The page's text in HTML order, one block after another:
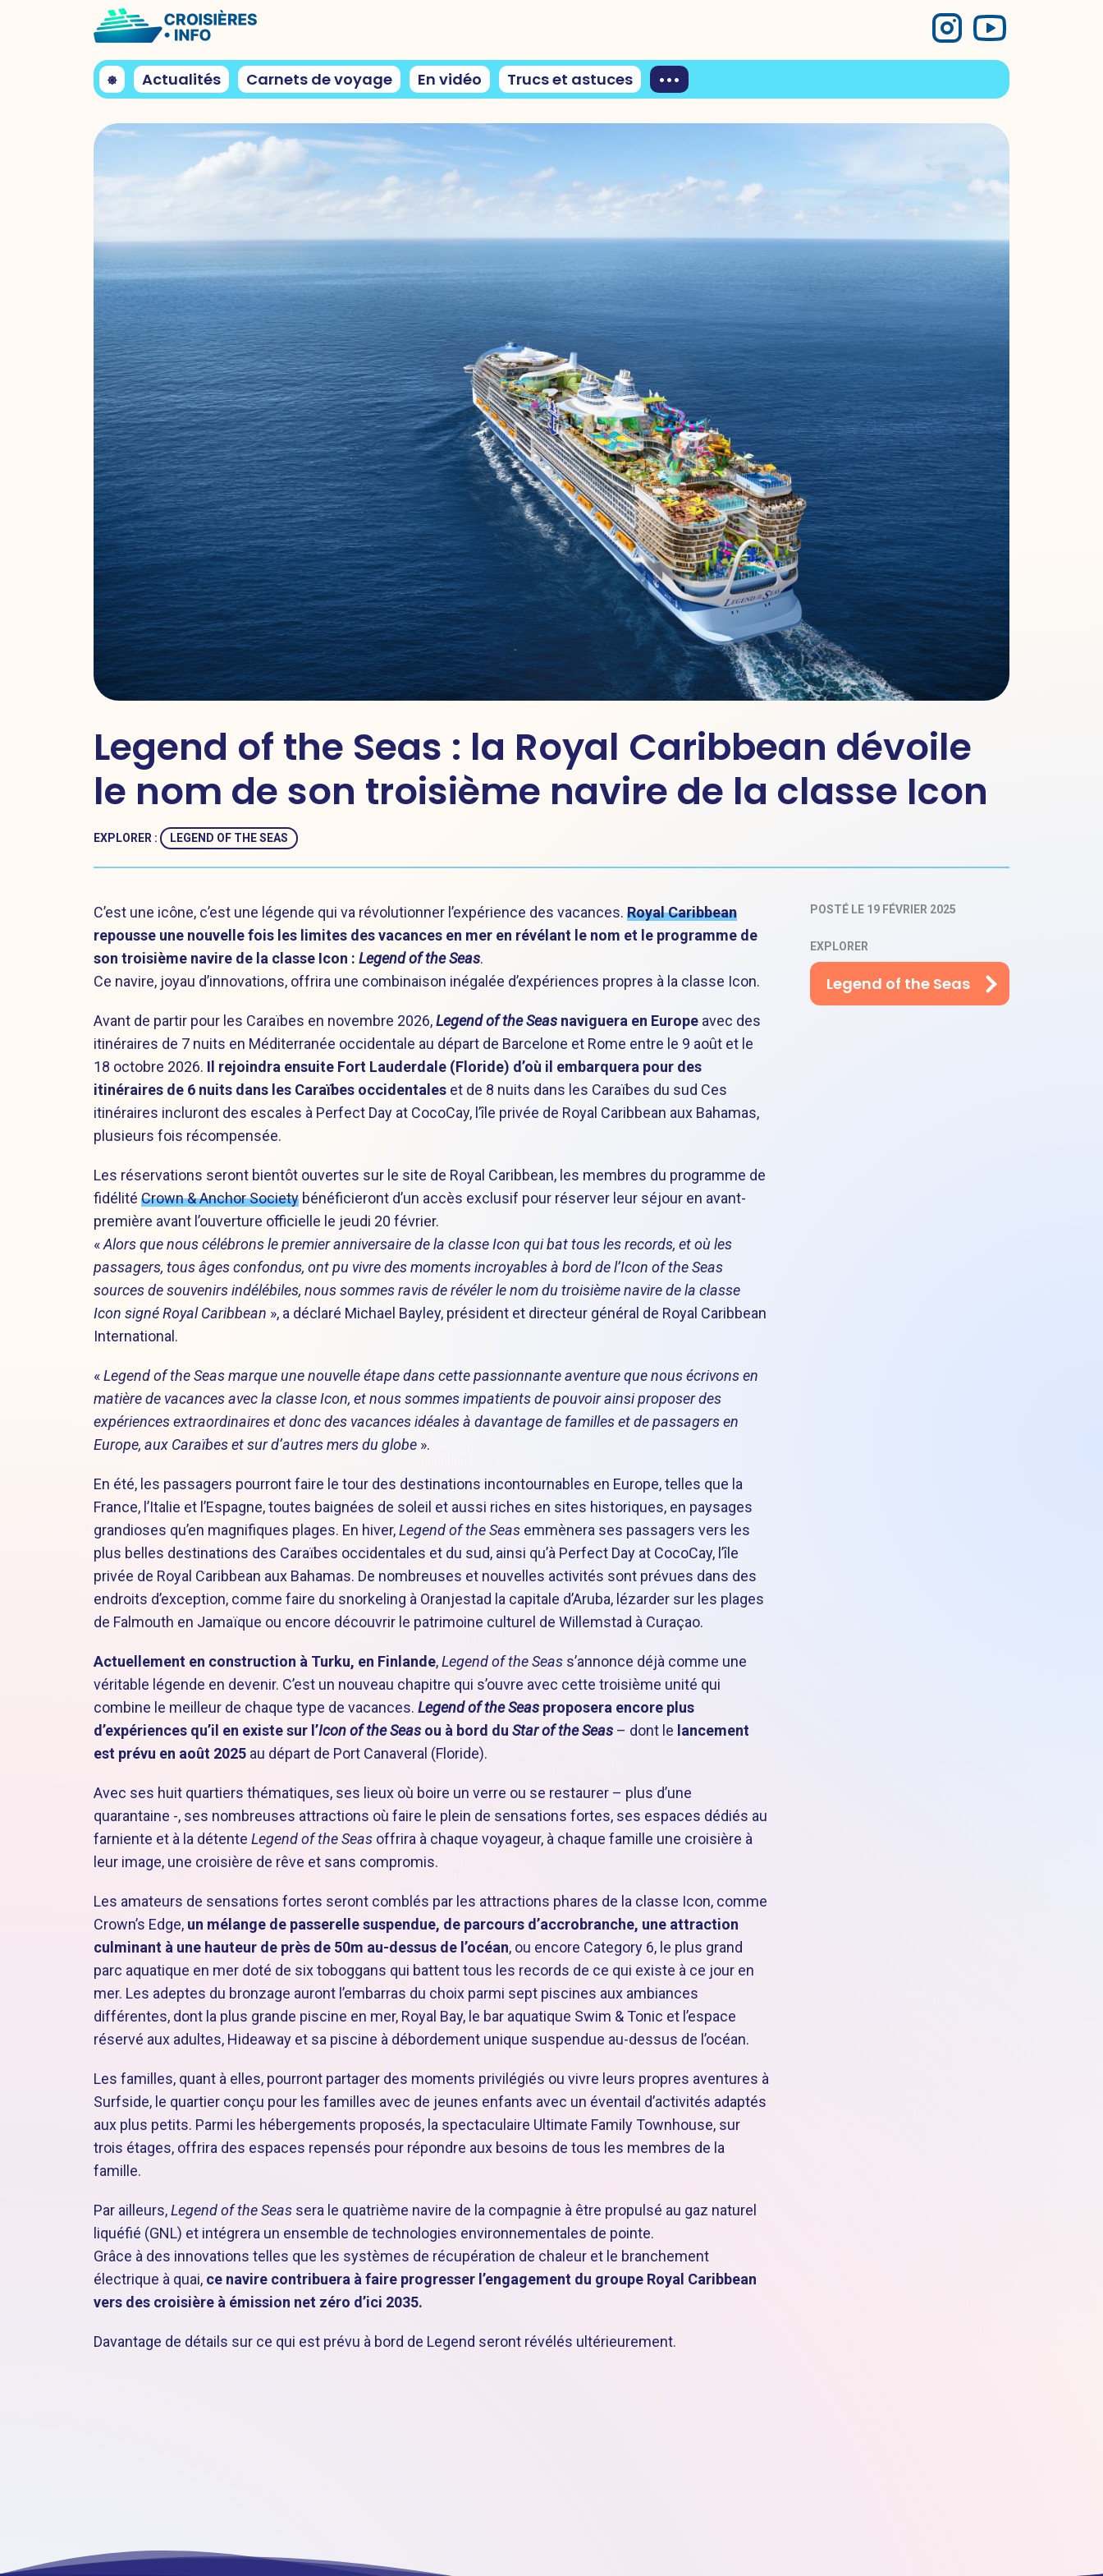
⎈ Actualités Carnets de voyage En vidéo Trucs et astuces •••
Legend of the Seas : la Royal Caribbean dévoile
le nom de son troisième navire de la classe Icon
EXPLORER : LEGEND OF THE SEAS
C’est une icône, c’est une légende qui va révolutionner l’expérience des vacances. Royal Caribbean
repousse une nouvelle fois les limites des vacances en mer en révélant le nom et le programme de
son troisième navire de la classe Icon : Legend of the Seas.
Ce navire, joyau d’innovations, offrira une combinaison inégalée d’expériences propres à la classe Icon.
Avant de partir pour les Caraïbes en novembre 2026,Legend of the Seas naviguera en Europe avec des
itinéraires de 7 nuits en Méditerranée occidentale au départ de Barcelone et Rome entre le 9 août et le
18 octobre 2026. Il rejoindra ensuite Fort Lauderdale (Floride) d’où il embarquera pour des
itinéraires de 6 nuits dans les Caraïbes occidentales et de 8 nuits dans les Caraïbes du sud Ces
itinéraires incluront des escales à Perfect Day at CocoCay, l’île privée de Royal Caribbean aux Bahamas,
plusieurs fois récompensée.
Les réservations seront bientôt ouvertes sur le site de Royal Caribbean, les membres du programme de
fidélité Crown & Anchor Society bénéficieront d’un accès exclusif pour réserver leur séjour en avant-
première avant l’ouverture officielle le jeudi 20 février.
«Alors que nous célébrons le premier anniversaire de la classe Icon qui bat tous les records, et où les
passagers, tous âges confondus, ont pu vivre des moments incroyables à bord de l’Icon of the Seas
sources de souvenirs indélébiles, nous sommes ravis de révéler le nom du troisième navire de la classe
Icon signé Royal Caribbean », a déclaré Michael Bayley, président et directeur général de Royal Caribbean
International.
«Legend of the Seas marque une nouvelle étape dans cette passionnante aventure que nous écrivons en
matière de vacances avec la classe Icon, et nous sommes impatients de pouvoir ainsi proposer des
expériences extraordinaires et donc des vacances idéales à davantage de familles et de passagers en
Europe, aux Caraïbes et sur d’autres mers du globe ».
En été, les passagers pourront faire le tour des destinations incontournables en Europe, telles que la
France, l’Italie et l’Espagne, toutes baignées de soleil et aussi riches en sites historiques, en paysages
grandioses qu’en magnifiques plages. En hiver,Legend of the Seas emmènera ses passagers vers les
plus belles destinations des Caraïbes occidentales et du sud, ainsi qu’à Perfect Day at CocoCay, l’île
privée de Royal Caribbean aux Bahamas. De nombreuses et nouvelles activités sont prévues dans des
endroits d’exception, comme faire du snorkeling à Oranjestad la capitale d’Aruba, lézarder sur les plages
de Falmouth en Jamaïque ou encore découvrir le patrimoine culturel de Willemstad à Curaçao.
Actuellement en construction à Turku, en Finlande,Legend of the Seas s’annonce déjà comme une
véritable légende en devenir. C’est un nouveau chapitre qui s’ouvre avec cette troisième unité qui
combine le meilleur de chaque type de vacances. Legend of the Seas proposera encore plus
d’expériences qu’il en existe sur l’Icon of the Seas ou à bord du Star of the Seas – dont le lancement
est prévu en août 2025 au départ de Port Canaveral (Floride).
Avec ses huit quartiers thématiques, ses lieux où boire un verre ou se restaurer – plus d’une
quarantaine -, ses nombreuses attractions où faire le plein de sensations fortes, ses espaces dédiés au
farniente et à la détente Legend of the Seas offrira à chaque voyageur, à chaque famille une croisière à
leur image, une croisière de rêve et sans compromis.
Les amateurs de sensations fortes seront comblés par les attractions phares de la classe Icon, comme
Crown’s Edge, un mélange de passerelle suspendue, de parcours d’accrobranche, une attraction
culminant à une hauteur de près de 50m au-dessus de l’océan, ou encore Category 6, le plus grand
parc aquatique en mer doté de six toboggans qui battent tous les records de ce qui existe à ce jour en
mer. Les adeptes du bronzage auront l’embarras du choix parmi sept piscines aux ambiances
différentes, dont la plus grande piscine en mer, Royal Bay, le bar aquatique Swim & Tonic et l’espace
réservé aux adultes, Hideaway et sa piscine à débordement unique suspendue au-dessus de l’océan.
Les familles, quant à elles, pourront partager des moments privilégiés ou vivre leurs propres aventures à
Surfside, le quartier conçu pour les familles avec de jeunes enfants avec un éventail d’activités adaptés
aux plus petits. Parmi les hébergements proposés, la spectaculaire Ultimate Family Townhouse, sur
trois étages, offrira des espaces repensés pour répondre aux besoins de tous les membres de la
famille.
Par ailleurs,Legend of the Seas sera le quatrième navire de la compagnie à être propulsé au gaz naturel
liquéfié (GNL) et intégrera un ensemble de technologies environnementales de pointe.
Grâce à des innovations telles que les systèmes de récupération de chaleur et le branchement
électrique à quai, ce navire contribuera à faire progresser l’engagement du groupe Royal Caribbean
vers des croisière à émission net zéro d’ici 2035.
Davantage de détails sur ce qui est prévu à bord de Legend seront révélés ultérieurement.
POSTÉ LE 19 FÉVRIER 2025
EXPLORER
Legend of the Seas